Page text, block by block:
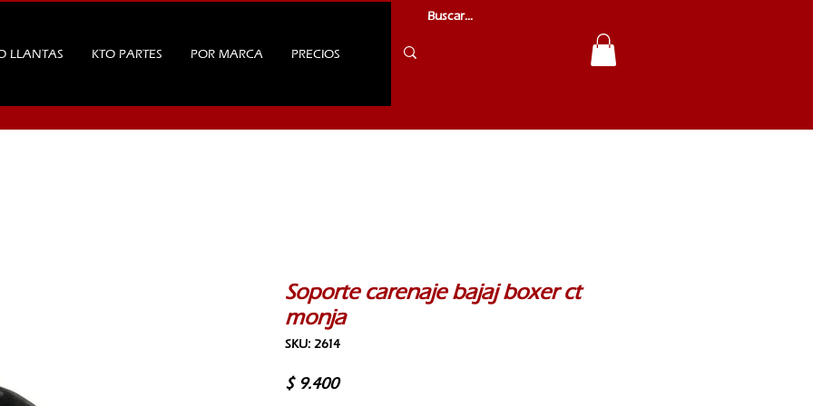
LLANTAS KTO PARTES POR MARCA PRECIOS
Soporte carenaje bajaj boxer ct
monja
SKU: 2614
$ 9.400Precio